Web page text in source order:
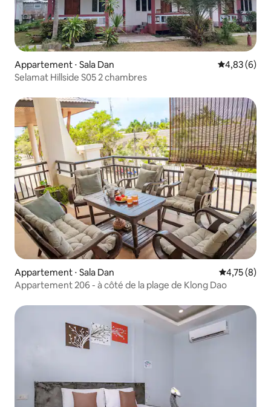
Appartement ⋅ Sala Dan Évaluation
4,83 (6)
Selamat Hillside S05 2 chambres
Appartement ⋅ Sala Dan Évaluation
4,75 (8)
Appartement 206 - à côté de la plage de Klong Dao